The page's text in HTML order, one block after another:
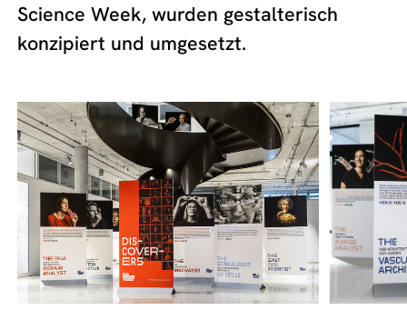
Science Week, wurden gestalterisch
konzipiert und umgesetzt.